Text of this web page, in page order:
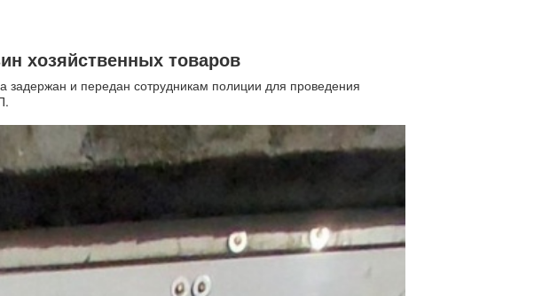
хозяйственных товаров
задержан и передан сотрудникам полиции для проведения